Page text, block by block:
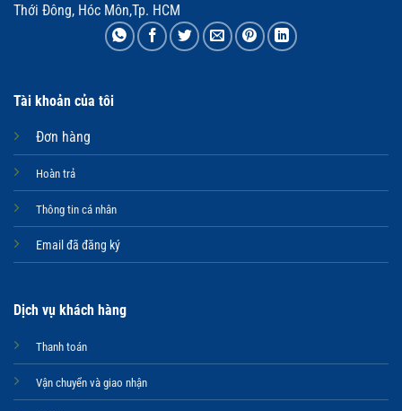
Thới Đông, Hóc Môn,Tp. HCM
Tài khoản của tôi
Đơn hàng
Hoàn trả
Thông tin cá nhân
Email đã đăng ký
Dịch vụ khách hàng
Thanh toán
Vận chuyển và giao nhận